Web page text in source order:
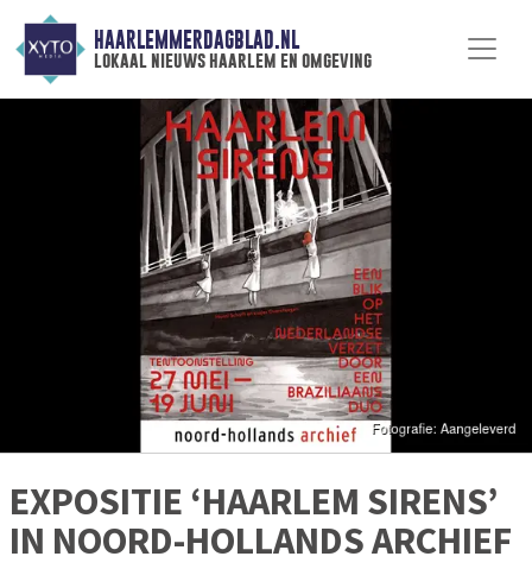
HAARLEMMERDAGBLAD.NL
lokaal nieuws haarlem en omgeving
EXPOSITIE ‘HAARLEM SIRENS’
IN NOORD-HOLLANDS ARCHIEF